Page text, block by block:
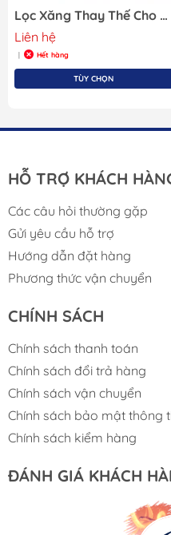
Lọc Xăng Thay Thế Cho Động Cơ Cano Merucry
Liên hệ
Hết hàng
TÙY CHỌN
HỖ TRỢ KHÁCH
Các câu hỏi thường gặp
Gửi yêu cầu hỗ trợ
Hướng dẫn đặt hàng
Phương thức vận chuyển
CHÍNH SÁCH
Chính sách thanh toán
Chính sách đổi trả hàng
Chính sách vận chuyển
Chính sách bảo mật thông
Chính sách kiểm hàng
ĐÁNH GIÁ KHÁCH